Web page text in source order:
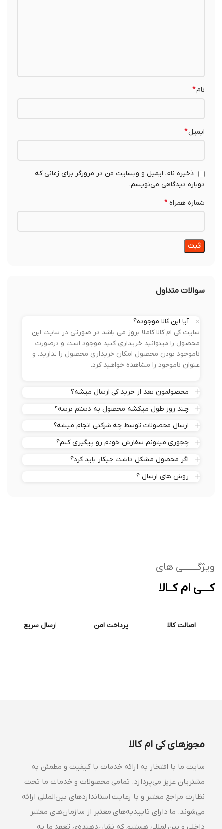
ایمیل*
ذخیره نام، ایمیل و وبسایت من در مرورگر برای زمانی که
دوباره دیدگاهی می‌نویسم.
شماره همراه*
سوالات متداول
آیا این کالا موجوده؟
سایت کی ام کالا کاملا بروز می باشد در صورتی در سایت این
محصول را میتوانید خریداری کنید موجود است و درصورت
ناموجود بودن محصول امکان خریداری محصول را ندارید. و
عنوان ناموجود را مشاهده خواهید کرد.
محصولمون بعد از خرید کی ارسال میشه؟
چند روز طول میکشه محصول به دستم برسه؟
ارسال محصولات توسط چه شرکتی انجام میشه؟
چجوری میتونم سفارش خودم رو پیگیری کنم؟
اگر محصول مشکل داشت چیکار باید کرد؟
روش های ارسال ؟
های
ام کــالا
اصالت کالا پرداخت امن ارسال سریع
مجوزهای کی ام کالا
سایت ما با افتخار به ارائه خدمات با کیفیت و مطمئن به
مشتریان عزیز می‌پردازد. تمامی محصولات و خدمات ما تحت
نظارت مراجع معتبر و با رعایت استانداردهای بین‌المللی ارائه
می‌شوند. ما دارای تاییدیه‌های معتبر از سازمان‌های معتبر
داخلی و بین‌المللی هستیم که نشان‌دهنده‌ی تعهد ما به